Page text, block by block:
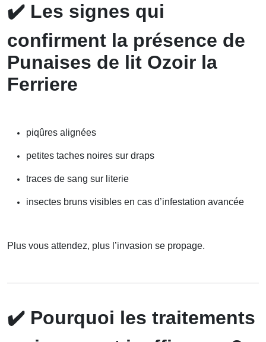
✔️ Les signes qui
confirment la présence de
Punaises de lit Ozoir la
Ferriere
piqûres alignées
petites taches noires sur draps
traces de sang sur literie
insectes bruns visibles en cas d’infestation avancée
Plus vous attendez, plus l’invasion se propage.
✔️ Pourquoi les traitements